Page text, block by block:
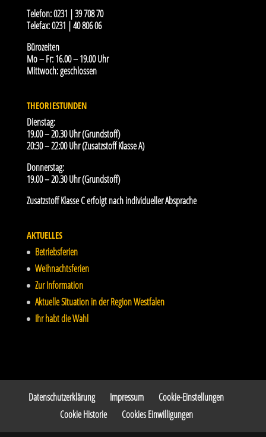
Telefon:0231 | 39 708 70
Telefax:0231 | 40 806 06
Bürozeiten
Mo – Fr: 16.00 – 19.00 Uhr
Mittwoch: geschlossen
THEORIESTUNDEN
Dienstag:
19.00 – 20.30 Uhr (Grundstoff)
20:30 – 22:00 Uhr (Zusatzstoff Klasse A)
Donnerstag:
19.00 – 20.30 Uhr (Grundstoff)
Zusatzstoff Klasse C erfolgt nach individueller Absprache
AKTUELLES
Betriebsferien
Weihnachtsferien
Zur Information
Aktuelle Situation in der Region Westfalen
Ihr habt die Wahl
Datenschutzerklärung Impressum
Cookie-Einstellungen
Cookie Historie
Cookies Einwilligungen